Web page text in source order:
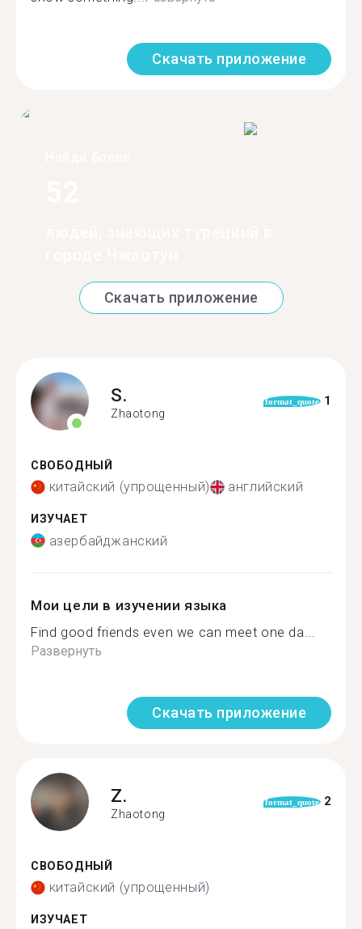
Скачать приложение
Скачать приложение
S.
Zhaotong
format_quote 1
СВОБОДНЫЙ
китайский (упрощенный) английский
ИЗУЧАЕТ
азербайджанский
Мои цели в изучении языка
Find good friends even we can meet one da...
Развернуть
Скачать приложение
Z.
Zhaotong
format_quote 2
СВОБОДНЫЙ
китайский (упрощенный)
ИЗУЧАЕТ